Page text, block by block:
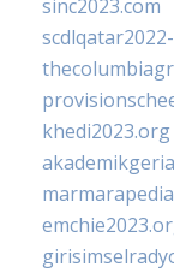
sinc2023.com
khedi2023.org